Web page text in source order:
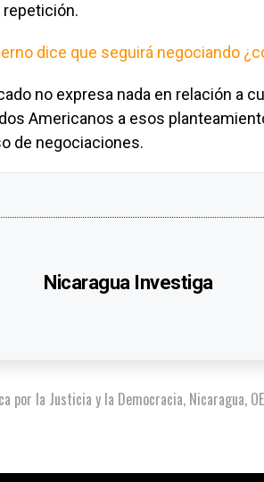
repetición.
dice que seguirá negociando
no expresa nada en relación a
Americanos a esos
de negociaciones.
Nicaragua Investiga
por la Justicia y la Democracia, Nicaragua,